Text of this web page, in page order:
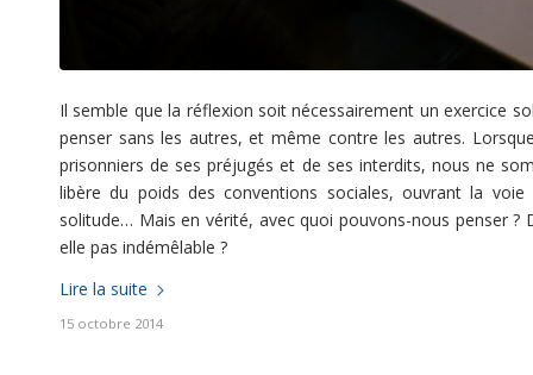
Il semble que la réflexion soit nécessairement un exercice
penser sans les autres, et même contre les autres.
prisonniers de ses préjugés et de ses interdits, nous ne
libère du poids des conventions sociales, ouvrant la
solitude… Mais en vérité, avec quoi pouvons-nous penser ?
elle pas indémêlable ?
Lire la suite
15 octobre 2014